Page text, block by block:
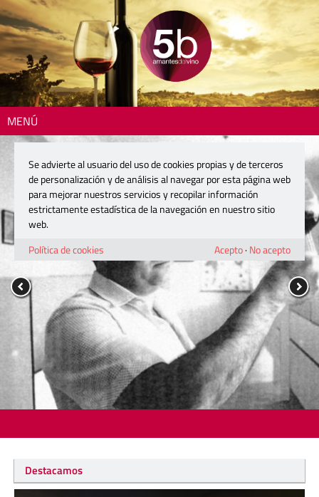
MENÚ
Destacamos
Se advierte al usuario del uso de cookies propias y de terceros
de personalización y de análisis al navegar por esta página web
para mejorar nuestros servicios y recopilar información
estrictamente estadística de la navegación en nuestro sitio
web.
Política de cookies
Acepto· No acepto